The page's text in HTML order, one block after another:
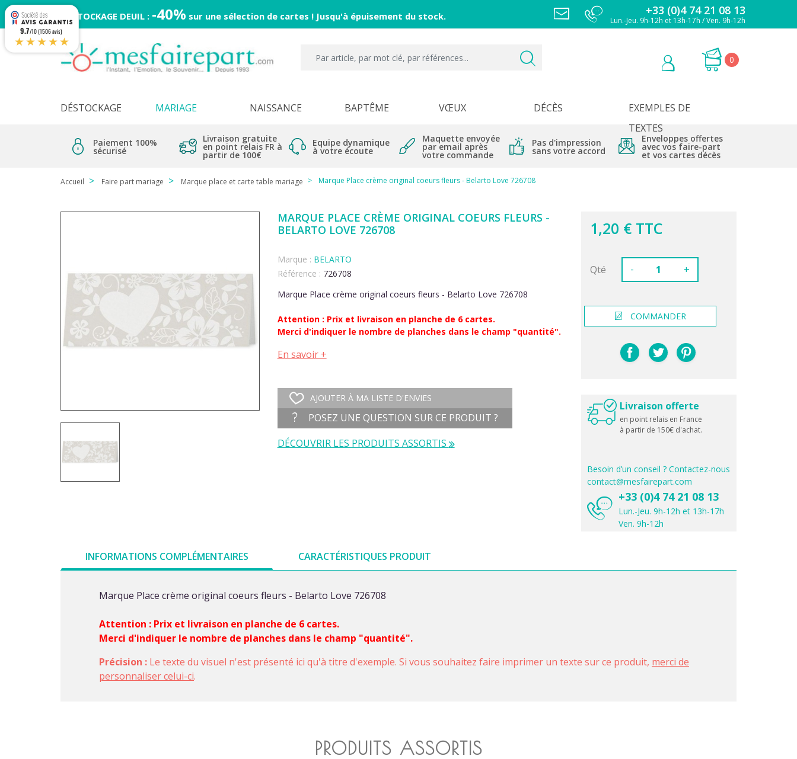
DESTOCKAGE DEUIL : -40% sur une sélection de cartes ! Jusqu'à épuisement du stock. +33 (0)4 74 21 08 13
Lun.-Jeu. 9h-12h et 13h-17h / Ven. 9h-12h
0
DÉSTOCKAGE MARIAGE NAISSANCE BAPTÊME VŒUX DÉCÈS
EXEMPLES DE
TEXTES
Paiement 100%
sécurisé
Livraison gratuite
en point relais FR à
partir de 100€
Equipe dynamique
à votre écoute
Maquette envoyée
par email après
votre commande
Pas d'impression
sans votre accord
Enveloppes offertes
avec vos faire-part
et vos cartes décès
Accueil Faire part mariage Marque place et carte table mariage Marque Place crème original coeurs fleurs - Belarto Love 726708
MARQUE PLACE CRÈME ORIGINAL COEURS FLEURS -
BELARTO LOVE 726708
Marque : BELARTO
Référence : 726708
Marque Place crème original coeurs fleurs - Belarto Love 726708
Attention : Prix et livraison en planche de 6 cartes.
Merci d'indiquer le nombre de planches dans le champ "quantité".
En savoir +
AJOUTER À MA LISTE D'ENVIES
POSEZ UNE QUESTION SUR CE PRODUIT ?
DÉCOUVRIR LES PRODUITS ASSORTIS
1,20 € TTC
Qté - +
COMMANDER
Livraison offerte
en point relais en France
à partir de 150€ d'achat.
Besoin d’un conseil ? Contactez-nous
contact@mesfairepart.com
+33 (0)4 74 21 08 13
Lun.-Jeu. 9h-12h et 13h-17h
Ven. 9h-12h
INFORMATIONS COMPLÉMENTAIRES CARACTÉRISTIQUES PRODUIT
Marque Place crème original coeurs fleurs - Belarto Love 726708
Attention : Prix et livraison en planche de 6 cartes.
Merci d'indiquer le nombre de planches dans le champ "quantité".
Précision : Le texte du visuel n'est présenté ici qu'à titre d'exemple. Si vous souhaitez faire imprimer un texte sur ce produit, merci de
personnaliser celui-ci.
PRODUITS ASSORTIS
9.7/10 (1506 avis)
★★★★★